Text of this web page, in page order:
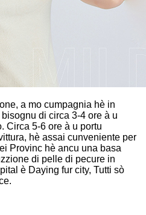
a mo cumpagnia hè in
di circa 3-4 ore à u
Circa 5-6 ore à u portu
hè assai cunveniente per
Provinc hè ancu una basa
di pelle di pecure in
è Daying fur city, Tutti sò